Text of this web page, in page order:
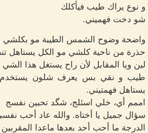
و نوع يراك طيب فيأكلك
شو دخت فهميني.
واضحة وضوح الشمس الطيبة مو بكلشي
حذرة من ناحية كلشي مو الكل يستاهل
لين ويا المقابل لأن راح يستغل هذا الشي
طيب و نقي بس يعرف شلون يستخدم
يستاهل فهمتيني.
اممم أي، خلي اسئلج، شگد تحبين نفسج
سؤال جميل يا أختاه. والله عاد أحب
الدرجة ما أحب أحد بعدها ماعدا